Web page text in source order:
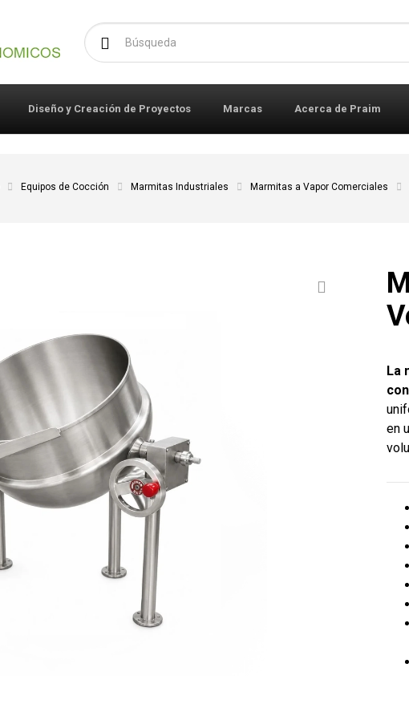
Buscar:
Diseño y Creación de Proyectos Marcas Acerca de Praim
Equipos de Cocción Marmitas Industriales Marmitas a Vapor Comerciales
La
en